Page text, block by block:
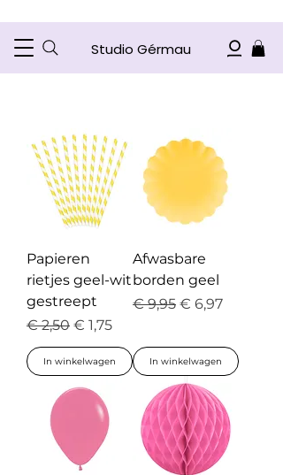
Studio Gérmau
Papieren
rietjes geel-wit
gestreept
Normale prijs
€ 2,50 Verkoopprijs
€ 1,75
In winkelwagen
Afwasbare
borden geel
Normale prijs
€ 9,95 Verkoopprijs
€ 6,97
In winkelwagen